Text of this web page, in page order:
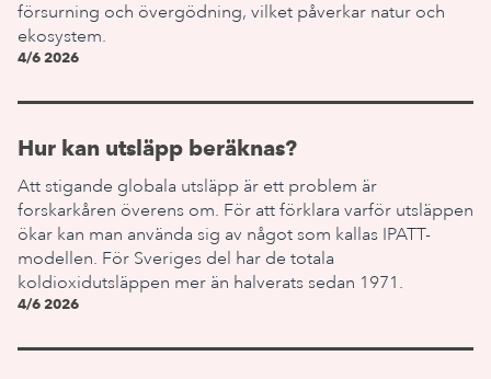
försurning och övergödning, vilket påverkar natur och
ekosystem.
4/6 2026
Hur kan utsläpp beräknas?
Att stigande globala utsläpp är ett problem är
forskarkåren överens om. För att förklara varför utsläppen
ökar kan man använda sig av något som kallas IPATT-
modellen. För Sveriges del har de totala
koldioxidutsläppen mer än halverats sedan 1971.
4/6 2026